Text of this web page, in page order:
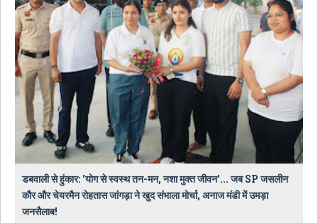
डबवाली से हुंकार: 'योग से स्वस्थ तन-मन, नशा मुक्त जीवन'... जब SP जसलीन
कौर और चेयरमैन रोहतास जांगड़ा ने खुद संभाला मोर्चा, अनाज मंडी में उमड़ा
जनसैलाब!